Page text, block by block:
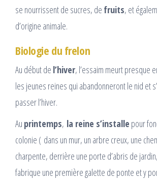
se nourrissent de sucres, de fruits, et
d’origine animale.
Biologie du frelon
Au début de l’hiver, l’essaim meurt presque
les jeunes reines qui abandonneront le nid et
passer l’hiver.
Au printemps, la reine s’installe pour
colonie ( dans un mur, un arbre creux, une
charpente, derrière une porte d’abris de
fabrique une première galette de ponte et y